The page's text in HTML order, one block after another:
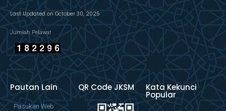
Last Updated on October 30, 2025
Jumlah Pelawat
Pautan Lain
Pasukan Web
QR Code JKSM Kata Kekunci
Popular